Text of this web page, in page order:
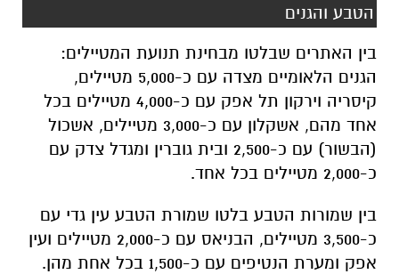
הטבע והגנים
בין האתרים שבלטו מבחינת תנועת המטיילים:
הגנים הלאומיים מצדה עם כ-5,000 מטיילים,
קיסריה וירקון תל אפק עם כ-4,000 מטיילים בכל
אחד מהם, אשקלון עם כ-3,000 מטיילים, אשכול
(הבשור) עם כ-2,500 ובית גוברין ומגדל צדק עם
כ-2,000 מטיילים בכל אחד.
בין שמורות הטבע בלטו שמורת הטבע עין גדי עם
כ-3,500 מטיילים, הבניאס עם כ-2,000 מטיילים ועין
אפק ומערת הנטיפים עם כ-1,500 בכל אחת מהן.